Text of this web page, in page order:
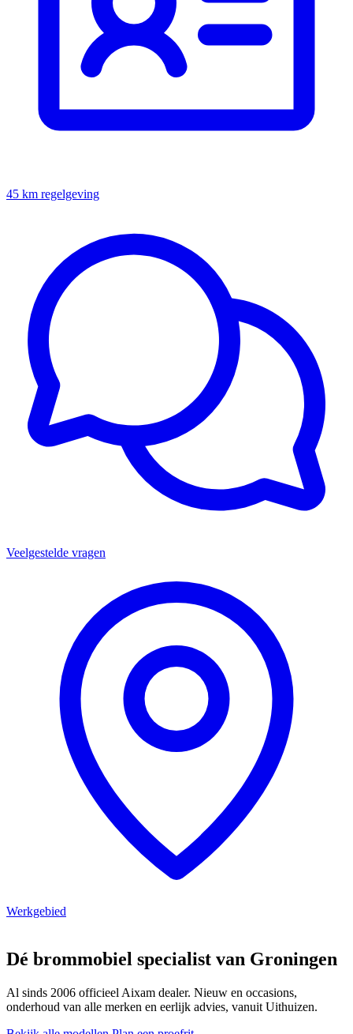
45 km regelgeving
Veelgestelde vragen
Werkgebied
Dé brommobiel specialist van Groningen
Al sinds 2006 officieel Aixam dealer. Nieuw en occasions,
onderhoud van alle merken en eerlijk advies, vanuit Uithuizen.